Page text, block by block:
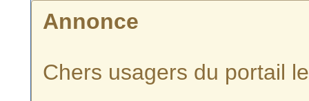
Annonce
Chers usagers du portail